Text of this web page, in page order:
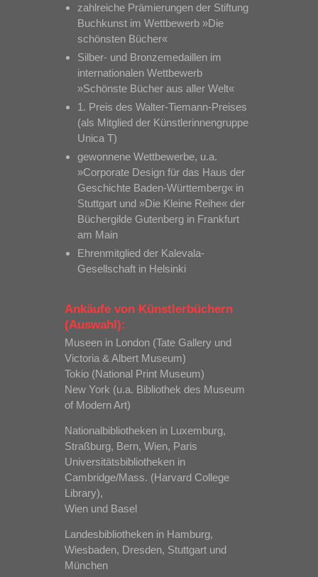
zahlreiche Prämierungen der Stiftung
Buchkunst im Wettbewerb »Die
schönsten Bücher«
Silber- und Bronzemedaillen im
internationalen Wettbewerb
»Schönste Bücher aus aller Welt«
1. Preis des Walter-Tiemann-Preises
(als Mitglied der Künstlerinnengruppe
Unica T)
gewonnene Wettbewerbe, u.a.
»Corporate Design für das Haus der
Geschichte Baden-Württemberg« in
Stuttgart und »Die Kleine Reihe« der
Büchergilde Gutenberg in Frankfurt
am Main
Ehrenmitglied der Kalevala-
Gesellschaft in Helsinki
Ankäufe von Künstlerbüchern
(Auswahl):
Museen in London (Tate Gallery und
Victoria & Albert Museum)
Tokio (National Print Museum)
New York (u.a. Bibliothek des Museum
of Modern Art)
Nationalbibliotheken in Luxemburg,
Straßburg, Bern, Wien, Paris
Universitätsbibliotheken in
Cambridge/Mass. (Harvard College
Library),
Wien und Basel
Landesbibliotheken in Hamburg,
Wiesbaden, Dresden, Stuttgart und
München